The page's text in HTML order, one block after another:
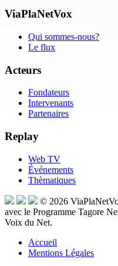
ViaPlaNetVox
Qui sommes-nous?
Le flux
Acteurs
Fondateurs
Intervenants
Partenaires
Replay
Web TV
Événements
Thèmatiques
© 2026
avec le Programme Tagore
Voix du Net.
Accueil
Mentions Légales